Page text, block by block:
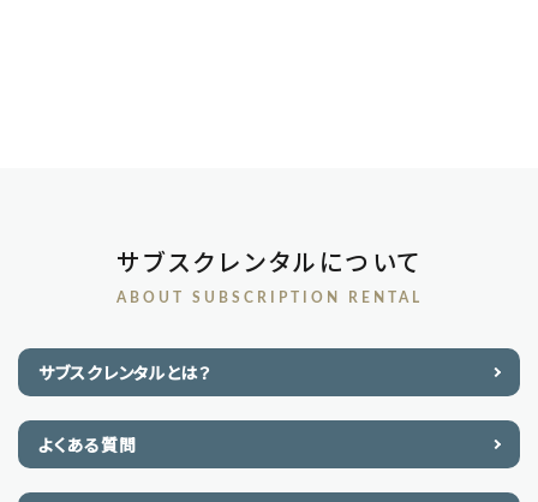
サブスクレンタルについて
ABOUT SUBSCRIPTION RENTAL
サブスクレンタルとは？
よくある質問